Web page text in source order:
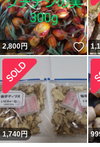
2,800円 い
1,740円